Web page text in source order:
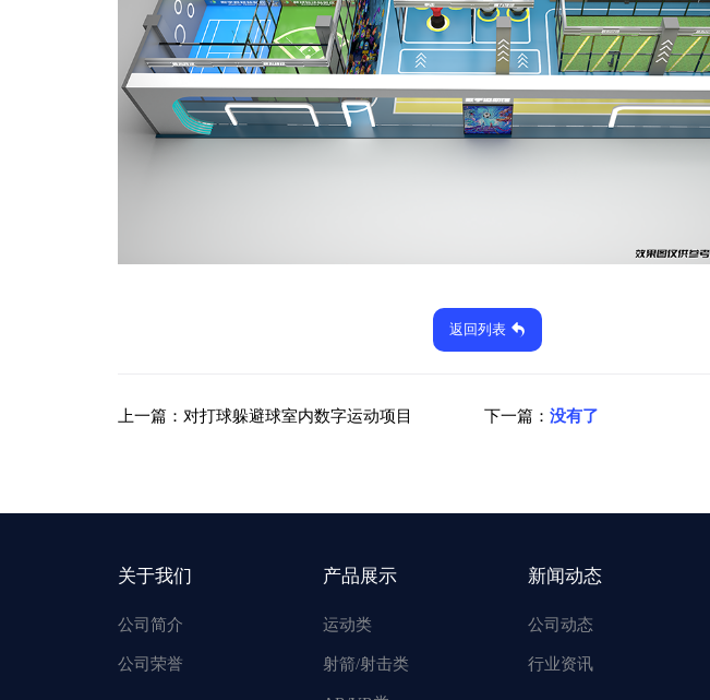
返回列表
上一篇： 对打球躲避球室内数字运动项目 下一篇：没有了
关于我们
公司简介
公司荣誉
产品展示
运动类
射箭/射击类
新闻动态
公司动态
行业资讯